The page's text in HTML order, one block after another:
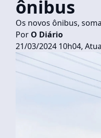
ônibus
Os novos ônibus,
Por O Diário
21/03/2024 10h04,